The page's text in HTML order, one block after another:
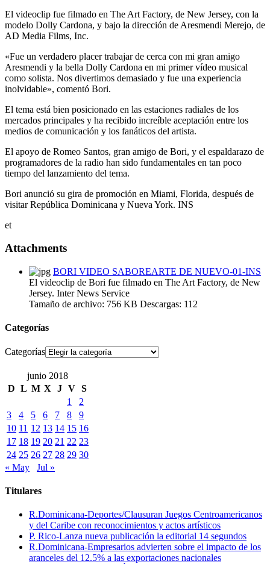
El videoclip fue filmado en The Art Factory, de New Jersey, con la
modelo Dolly Cardona, y bajo la dirección de Aresmendi Merejo, de
AD Media Films, Inc.
«Fue un verdadero placer trabajar de cerca con mi gran amigo
Aresmendi y la bella Dolly Cardona en mi primer vídeo musical
como solista. Nos divertimos demasiado y fue una experiencia
inolvidable», comentó Bori.
El tema está bien posicionado en las estaciones radiales de los
mercados principales y ha recibido increíble aceptación entre los
medios de comunicación y los fanáticos del artista.
El apoyo de Romeo Santos, gran amigo de Bori, y el espaldarazo de
programadores de la radio han sido fundamentales en tan poco
tiempo del lanzamiento del tema.
Bori anunció su gira de promoción en Miami, Florida, después de
visitar República Dominicana y Nueva York. INS
et
Attachments
BORI VIDEO SABOREARTE DE NUEVO-01-INS
El videoclip de Bori fue filmado en The Art Factory, de New
Jersey. Inter News Service
Tamaño de archivo: 756 KB Descargas: 112
Categorías
Categorías
junio 2018
D L M X J V S
1
2
3
4 5 6 7 8
9
10 11 12 13 14 15 16
17 18 19 20 21 22 23
24 25 26 27 28 29 30
« May
Jul »
Titulares
R.Dominicana-Deportes/Clausuran Juegos Centroamericanos
y del Caribe con reconocimientos y actos artísticos
P. Rico-Lanza nueva publicación la editorial 14 segundos
R.Dominicana-Empresarios advierten sobre el impacto de los
aranceles del 12.5% a las exportaciones nacionales